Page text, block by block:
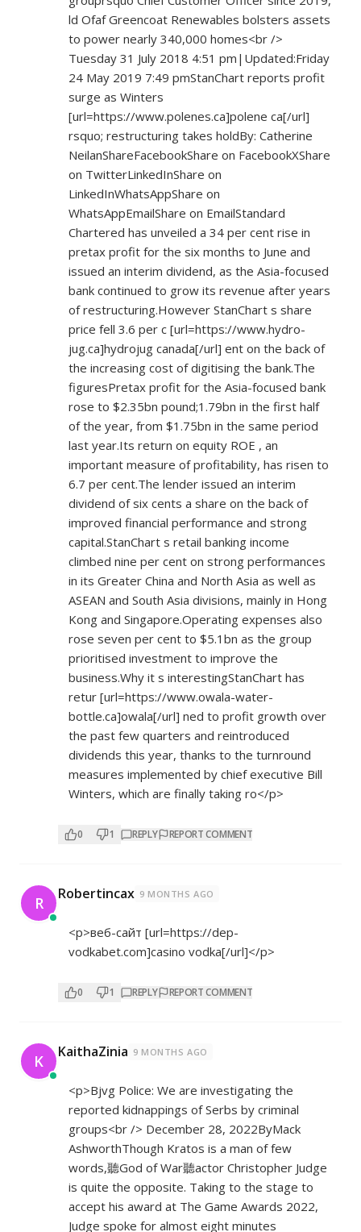
ld Ofaf Greencoat Renewables bolsters assets
to power nearly 340,000 homes<br />
Tuesday 31 July 2018 4:51 pm|Updated:Friday
24 May 2019 7:49 pmStanChart reports profit
surge as Winters
[url=https://www.polenes.ca]polene ca[/url]
rsquo; restructuring takes holdBy: Catherine
NeilanShareFacebookShare on FacebookXShare
on TwitterLinkedInShare on
LinkedInWhatsAppShare on
WhatsAppEmailShare on EmailStandard
Chartered has unveiled a 34 per cent rise in
pretax profit for the six months to June and
issued an interim dividend, as the Asia-focused
bank continued to grow its revenue after years
of restructuring.However StanChart s share
price fell 3.6 per c [url=https://www.hydro-
jug.ca]hydrojug canada[/url] ent on the back of
the increasing cost of digitising the bank.The
figuresPretax profit for the Asia-focused bank
rose to $2.35bn pound;1.79bn in the first half
of the year, from $1.75bn in the same period
last year.Its return on equity ROE , an
important measure of profitability, has risen to
6.7 per cent.The lender issued an interim
dividend of six cents a share on the back of
improved financial performance and strong
capital.StanChart s retail banking income
climbed nine per cent on strong performances
in its Greater China and North Asia as well as
ASEAN and South Asia divisions, mainly in Hong
Kong and Singapore.Operating expenses also
rose seven per cent to $5.1bn as the group
prioritised investment to improve the
business.Why it s interestingStanChart has
retur [url=https://www.owala-water-
bottle.ca]owala[/url] ned to profit growth over
the past few quarters and reintroduced
dividends this year, thanks to the turnround
measures implemented by chief executive Bill
Winters, which are finally taking ro</p>
0 1 REPLY REPORT COMMENT
R Robertincax 9 MONTHS AGO
<p>веб-сайт [url=https://dep-
vodkabet.com]casino vodka[/url]</p>
0 1 REPLY REPORT COMMENT
K KaithaZinia 9 MONTHS AGO
<p>Bjvg Police: We are investigating the
reported kidnappings of Serbs by criminal
groups<br /> December 28, 2022ByMack
AshworthThough Kratos is a man of few
words,聽God of War聽actor Christopher Judge
is quite the opposite. Taking to the stage to
accept his award at The Game Awards 2022,
Judge spoke for almost eight minutes